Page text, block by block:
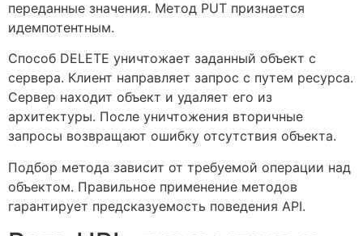
переданные значения. Метод PUT признается
идемпотентным.
Способ DELETE уничтожает заданный объект с
сервера. Клиент направляет запрос с путем ресурса.
Сервер находит объект и удаляет его из
архитектуры. После уничтожения вторичные
запросы возвращают ошибку отсутствия объекта.
Подбор метода зависит от требуемой операции над
объектом. Правильное применение методов
гарантирует предсказуемость поведения API.